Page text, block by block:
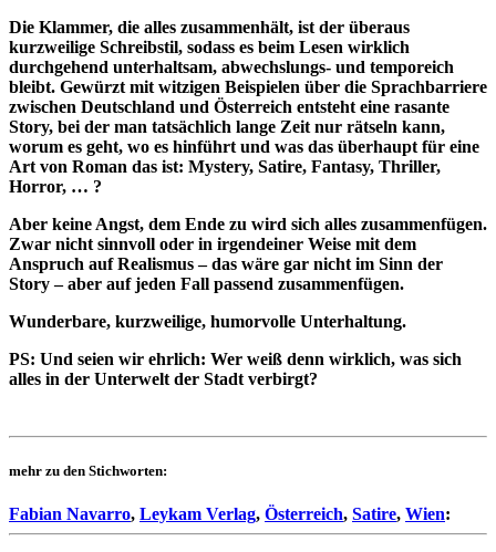
Die Klammer, die alles zusammenhält, ist der überaus
kurzweilige Schreibstil, sodass es beim Lesen wirklich
durchgehend unterhaltsam, abwechslungs- und temporeich
bleibt. Gewürzt mit witzigen Beispielen über die Sprachbarriere
zwischen Deutschland und Österreich entsteht eine rasante
Story, bei der man tatsächlich lange Zeit nur rätseln kann,
worum es geht, wo es hinführt und was das überhaupt für eine
Art von Roman das ist: Mystery, Satire, Fantasy, Thriller,
Horror, … ?
Aber keine Angst, dem Ende zu wird sich alles zusammenfügen.
Zwar nicht sinnvoll oder in irgendeiner Weise mit dem
Anspruch auf Realismus – das wäre gar nicht im Sinn der
Story – aber auf jeden Fall passend zusammenfügen.
Wunderbare, kurzweilige, humorvolle Unterhaltung.
PS: Und seien wir ehrlich: Wer weiß denn wirklich, was sich
alles in der Unterwelt der Stadt verbirgt?
mehr zu den Stichworten:
Fabian Navarro, Leykam Verlag, Österreich, Satire, Wien: